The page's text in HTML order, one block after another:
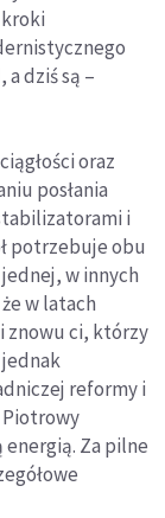
dziś są –
oraz
posłania
i
potrzebuje obu
w innych
w latach
znowu ci, którzy
reformy i
Piotrowy
energią. Za pilne